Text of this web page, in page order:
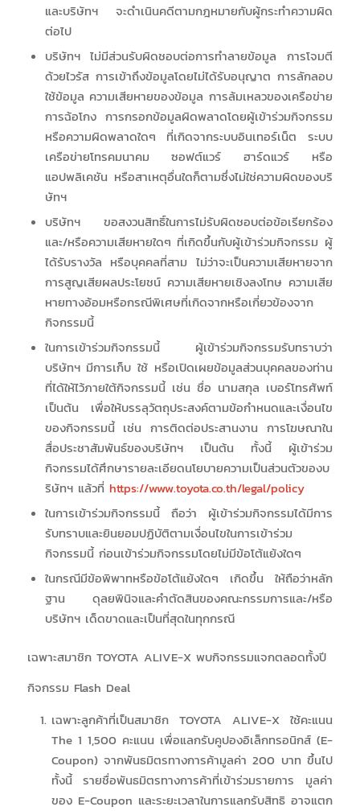
และบริษัทฯ จะดำเนินคดีตามกฎหมายกับผู้กระทำความผิด
ต่อไป
บริษัทฯ ไม่มีส่วนรับผิดชอบต่อการทำลายข้อมูล การโจมตี
ด้วยไวรัส การเข้าถึงข้อมูลโดยไม่ได้รับอนุญาต การลักลอบ
ใช้ข้อมูล ความเสียหายของข้อมูล การล้มเหลวของเครือข่าย
การฉ้อโกง การกรอกข้อมูลผิดพลาดโดยผู้เข้าร่วมกิจกรรม
หรือความผิดพลาดใดๆ ที่เกิดจากระบบอินเทอร์เน็ต ระบบ
เครือข่ายโทรคมนาคม ซอฟต์แวร์ ฮาร์ดแวร์ หรือ
แอปพลิเคชัน หรือสาเหตุอื่นใดก็ตามซึ่งไม่ใช่ความผิดของบริ
ษัทฯ
บริษัทฯ ขอสงวนสิทธิ์ในการไม่รับผิดชอบต่อข้อเรียกร้อง
และ/หรือความเสียหายใดๆ ที่เกิดขึ้นกับผู้เข้าร่วมกิจกรรม ผู้
ได้รับรางวัล หรือบุคคลที่สาม ไม่ว่าจะเป็นความเสียหายจาก
การสูญเสียผลประโยชน์ ความเสียหายเชิงลงโทษ ความเสีย
หายทางอ้อมหรือกรณีพิเศษที่เกิดจากหรือเกี่ยวข้องจาก
กิจกรรมนี้
ในการเข้าร่วมกิจกรรมนี้ ผู้เข้าร่วมกิจกรรมรับทราบว่า
บริษัทฯ มีการเก็บ ใช้ หรือเปิดเผยข้อมูลส่วนบุคคลของท่าน
ที่ได้ให้ไว้ภายใต้กิจกรรมนี้ เช่น ชื่อ นามสกุล เบอร์โทรศัพท์
เป็นต้น เพื่อให้บรรลุวัตถุประสงค์ตามข้อกำหนดและเงื่อนไข
ของกิจกรรมนี้ เช่น การติดต่อประสานงาน การโฆษณาใน
สื่อประชาสัมพันธ์ของบริษัทฯ เป็นต้น ทั้งนี้ ผู้เข้าร่วม
กิจกรรมได้ศึกษารายละเอียดนโยบายความเป็นส่วนตัวของบ
ริษัทฯ แล้วที่ https://www.toyota.co.th/legal/policy
ในการเข้าร่วมกิจกรรมนี้ ถือว่า ผู้เข้าร่วมกิจกรรมได้มีการ
รับทราบและยินยอมปฏิบัติตามเงื่อนไขในการเข้าร่วม
กิจกรรมนี้ ก่อนเข้าร่วมกิจกรรมโดยไม่มีข้อโต้แย้งใดๆ
ในกรณีมีข้อพิพาทหรือข้อโต้แย้งใดๆ เกิดขึ้น ให้ถือว่าหลัก
ฐาน ดุลยพินิจและคำตัดสินของคณะกรรมการและ/หรือ
บริษัทฯ เด็ดขาดและเป็นที่สุดในทุกกรณี
เฉพาะสมาชิก TOYOTA ALIVE-X พบกิจกรรมแจกตลอดทั้งปี
กิจกรรม Flash Deal
เฉพาะลูกค้าที่เป็นสมาชิก TOYOTA ALIVE-X ใช้คะแนน
The 1 1,500 คะแนน เพื่อแลกรับคูปองอิเล็กทรอนิกส์ (E-
Coupon) จากพันธมิตรทางการค้ามูลค่า 200 บาท ขึ้นไป
ทั้งนี้ รายชื่อพันธมิตรทางการค้าที่เข้าร่วมรายการ มูลค่า
ของ E-Coupon และระยะเวลาในการแลกรับสิทธิ อาจแตก